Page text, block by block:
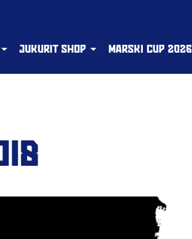
JUKURIT SHOP MARSKI CUP 2026